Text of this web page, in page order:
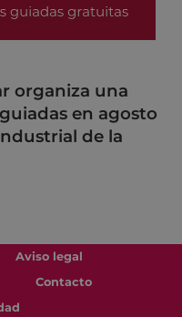
organiza una
en agosto
de la
Aviso legal
Contacto